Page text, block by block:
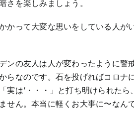
さを楽しみましょう。
って大変な思いをしている人が
ンの友人は人が変わったように警
らなのです。石を投げればコロナ
は’・・・」と打ち明けられたら
せん。本当に軽くお大事に〜なん